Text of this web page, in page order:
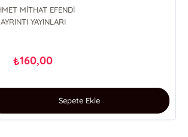
MİTHAT EFENDİ
AYRINTI YAYINLARI
₺160,00
Sepete Ekle